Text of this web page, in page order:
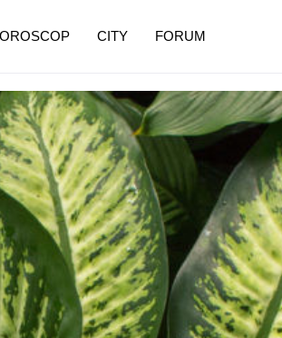
CITY FORUM
este investigația